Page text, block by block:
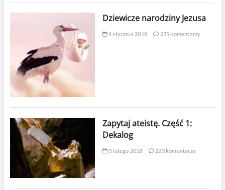
Dziewicze narodziny Jezusa
4 stycznia 2018 235 komentarzy
Zapytaj ateistę. Część 1:
Dekalog
3 lutego 2018 223 komentarze